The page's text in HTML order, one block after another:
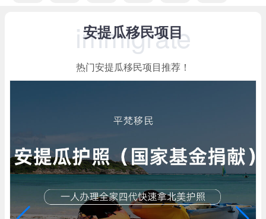
安提瓜移民项目
immigrate
热门安提瓜移民项目推荐！